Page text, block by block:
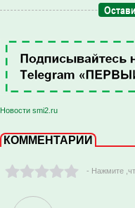
Новости smi2.ru
КОММЕНТАРИИ
- Нажмите